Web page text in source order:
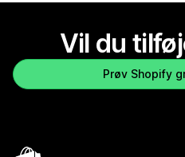
Vil du
Prøv Shopify